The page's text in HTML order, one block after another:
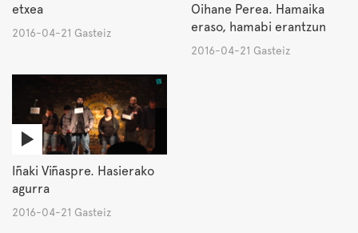
etxea
2016-04-21 Gasteiz
Oihane Perea. Hamaika
eraso, hamabi erantzun
2016-04-21 Gasteiz
Iñaki Viñaspre. Hasierako
agurra
2016-04-21 Gasteiz